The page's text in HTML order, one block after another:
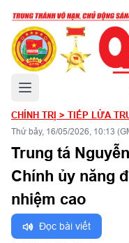
Mở menu chính
CHÍNH TRỊ > TIẾP LỬA
Thứ bảy, 16/05/2026, 10:13
Trung tá
Chính ủy năng
nhiệm cao
Đọc bài viết